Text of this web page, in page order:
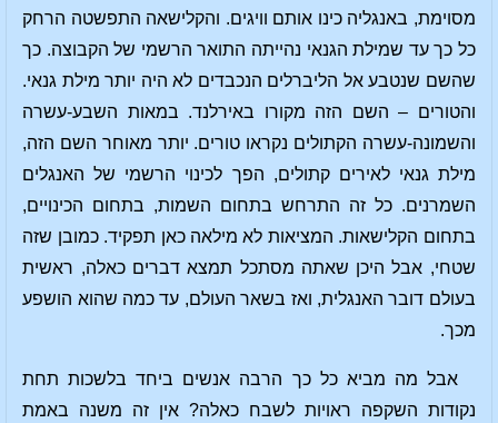
מסוימת, באנגליה כינו אותם וויגים. והקלישאה התפשטה הרחק
כל כך עד שמילת הגנאי נהייתה התואר הרשמי של הקבוצה. כך
שהשם שנטבע אל הליברלים הנכבדים לא היה יותר מילת גנאי.
והטורים – השם הזה מקורו באירלנד. במאות השבע-עשרה
והשמונה-עשרה הקתולים נקראו טורים. יותר מאוחר השם הזה,
מילת גנאי לאירים קתולים, הפך לכינוי הרשמי של האנגלים
השמרנים. כל זה התרחש בתחום השמות, בתחום הכינויים,
בתחום הקלישאות. המציאות לא מילאה כאן תפקיד. כמובן שזה
שטחי, אבל היכן שאתה מסתכל תמצא דברים כאלה, ראשית
בעולם דובר האנגלית, ואז בשאר העולם, עד כמה שהוא הושפע
מכך.
אבל מה מביא כל כך הרבה אנשים ביחד בלשכות תחת
נקודות השקפה ראויות לשבח כאלה? אין זה משנה באמת